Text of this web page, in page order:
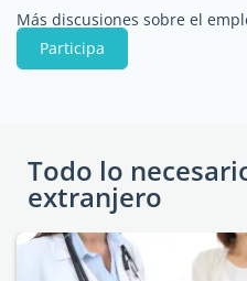
Más discusiones sobre el
Participa
Todo lo
extranjero